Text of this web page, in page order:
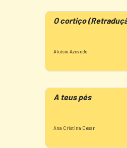
O cortiço
Aluísio Azevedo
A teus pés
Ana Cristina Cesar